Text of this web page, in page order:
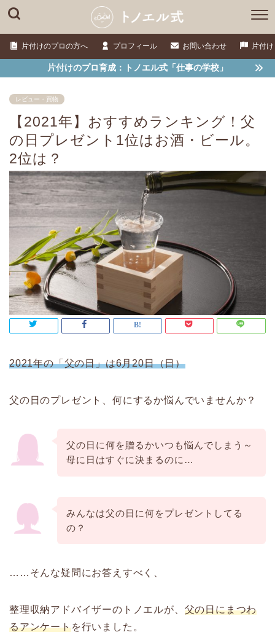
片付けのプロの方へ プロフィール お問い合わせ 片付
片付けのプロ育成：トノエル式「仕事の学校」
レビュー・買物
【2021年】おすすめランキング！父
の日プレゼント1位はお酒・ビール。
2位は？
2021年の「父の日」は6月20日（日）
父の日のプレゼント、何にするか悩んでいませんか？
父の日に何を贈るかいつも悩んでしまう～
母に日はすぐに決まるのに…
みんなは父の日に何をプレゼントしてる
の？
……そんな疑問にお答えすべく、
整理収納アドバイザーのトノエルが、 父の日にまつわ
るアンケートを行いました。